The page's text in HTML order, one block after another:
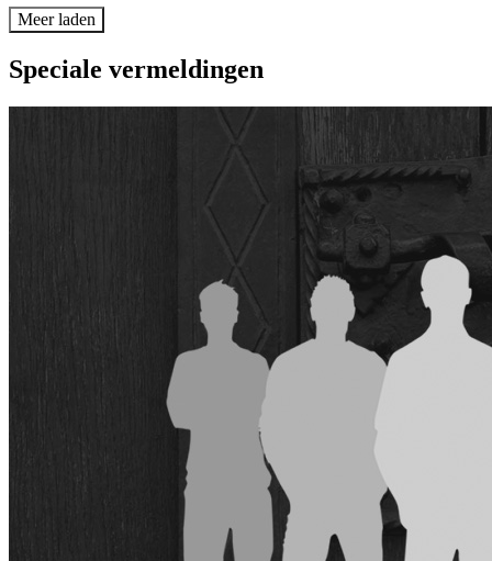
Meer laden
Speciale vermeldingen